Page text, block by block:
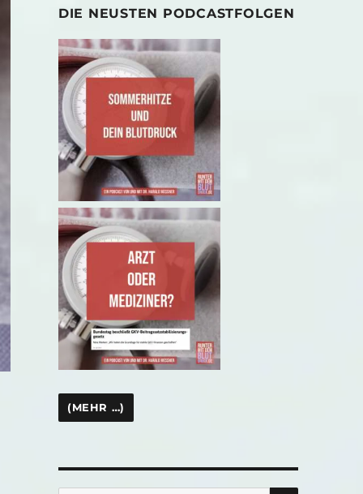
DIE NEUSTEN PODCASTFOLGEN